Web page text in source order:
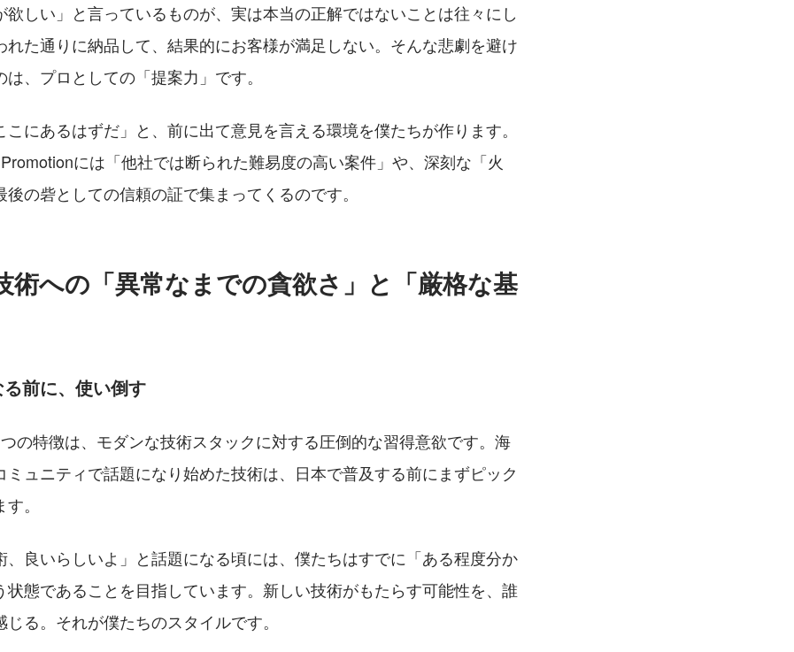
欲しい」と言っているものが、実は本当の正解ではないことは往々にし
れた通りに納品して、結果的にお客様が満足しない。そんな悲劇を避け
、プロとしての「提案力」です。
こにあるはずだ」と、前に出て意見を言える環境を僕たちが作ります。
には「他社では断られた難易度の高い案件」や、深刻な「火
の砦としての信頼の証で集まってくるのです。
術への「異常なまでの貪欲さ」と「厳格な基
前に、使い倒す
の特徴は、モダンな技術スタックに対する圧倒的な習得意欲です。海
ミュニティで話題になり始めた技術は、日本で普及する前にまずピック
。
、良いらしいよ」と話題になる頃には、僕たちはすでに「ある程度分か
状態であることを目指しています。新しい技術がもたらす可能性を、誰
る。それが僕たちのスタイルです。